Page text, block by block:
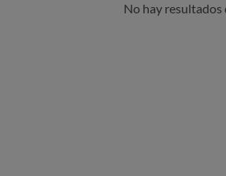
No hay resultados